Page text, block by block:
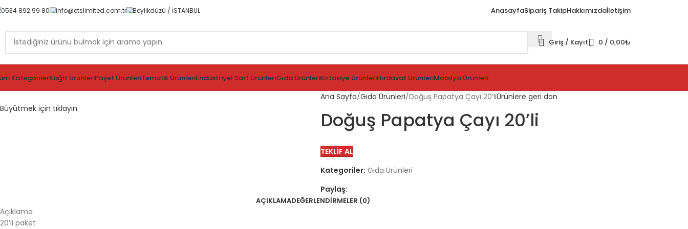
0534 892 99 80 info@etslimited.com.tr Beylikdüzü / İSTANBUL AnasayfaSipariş TakipHakkımızdaİletişim
Giriş / Kayıt 0 / 0,00₺
KategorilerKağıt ÜrünleriPoşet ÜrünleriTemizlik ÜrünleriEndüstriyel Sarf ÜrünleriGıda ÜrünleriKırtasiye ÜrünleriHırdavat ÜrünleriMobilya Ürünleri
Büyütmek için tıklayın
Ana Sayfa Gıda Ürünleri Doğuş Papatya Çayı 20’liÜrünlere geri dön
Doğuş Papatya Çayı 20’li
TEKLIF AL
Kategoriler: Gıda Ürünleri
Paylaş:
AÇIKLAMADEĞERLENDIRMELER (0)
Açıklama
20’li paket